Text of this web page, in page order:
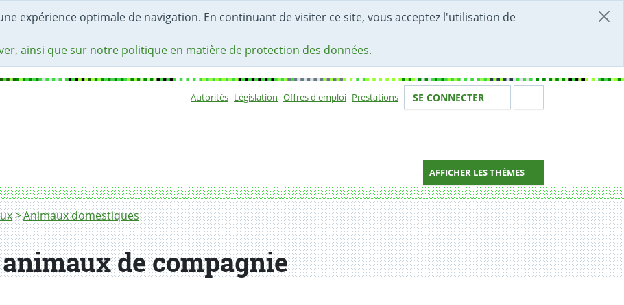
expérience optimale de navigation. En continuant de visiter ce site, vous acceptez l'utilisation de
ainsi que sur notre politique en matière de protection des données.
Autorités Législation Offres d'emploi Prestations Votre identité
SE CONNECTER
AFFICHER LES THÈMES
Animaux domestiques
de compagnie